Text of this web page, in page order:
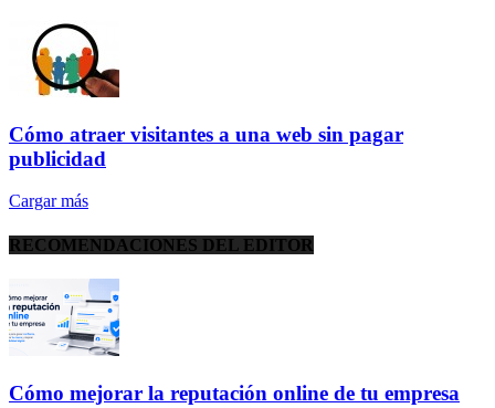
Cómo atraer visitantes a una web sin pagar
publicidad
Cargar más
RECOMENDACIONES DEL EDITOR
Cómo mejorar la reputación online de tu empresa